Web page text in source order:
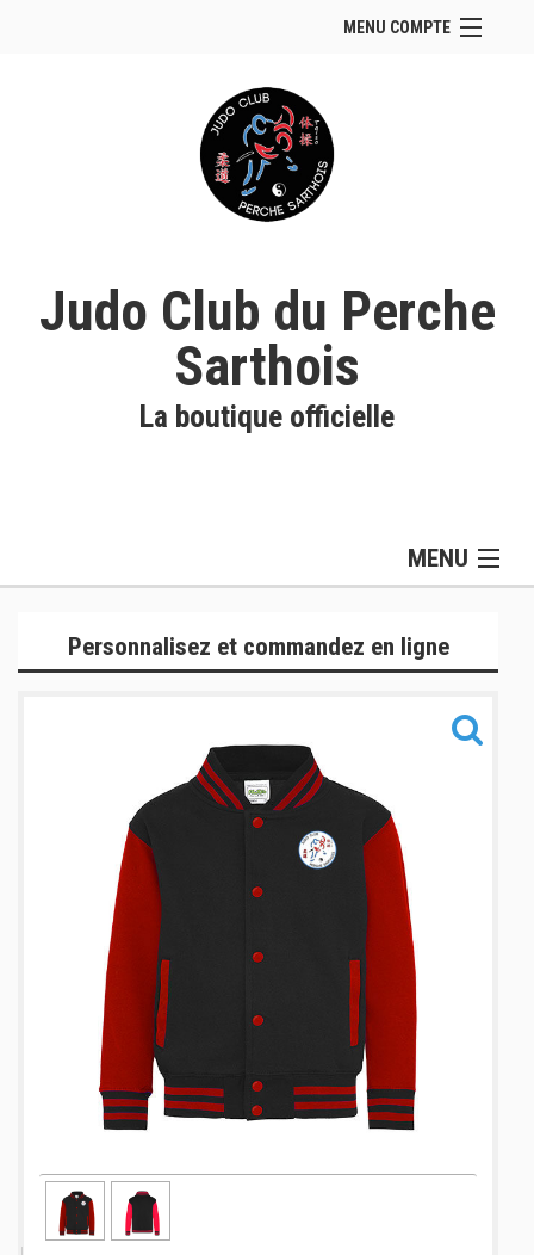
MENU COMPTE
Site Web du club
Se connecter
Panier ( vide )
Judo Club du Perche
Sarthois
La boutique officielle
MENU
Lifestyle
Accessoires
Sacs
Informations
Personnalisez et commandez en ligne